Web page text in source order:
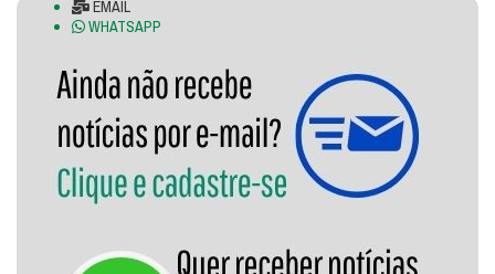
EMAIL
WHATSAPP